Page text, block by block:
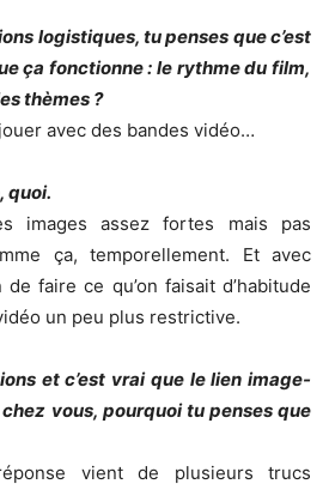
logistiques, tu penses que c’est
ça fonctionne : le rythme du film,
thèmes ?
avec des bandes vidéo…
quoi.
images assez fortes mais pas
ça, temporellement. Et avec
de faire ce qu’on faisait d’habitude
un peu plus restrictive.
et c’est vrai que le lien image-
vous, pourquoi tu penses que
vient de plusieurs trucs